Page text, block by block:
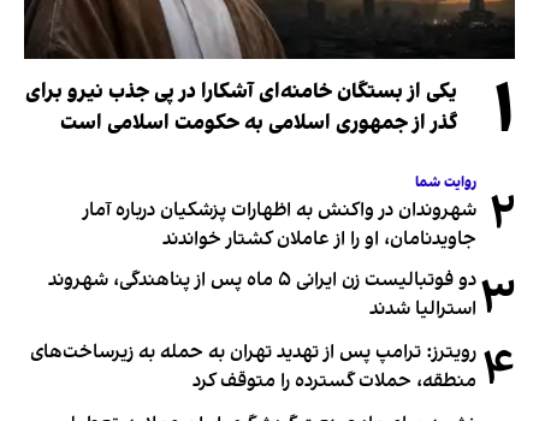
۱
یکی از بستگان خامنه‌ای آشکارا در پی جذب نیرو برای
گذر از جمهوری اسلامی به حکومت اسلامی است
۲ روایت شما
شهروندان در واکنش به اظهارات پزشکیان درباره آمار
جاویدنامان، او را از عاملان کشتار خواندند
۳
دو فوتبالیست زن ایرانی ۵ ماه پس از پناهندگی، شهروند
استرالیا شدند
۴ رویترز: ترامپ پس از تهدید تهران به حمله به زیرساخت‌های
منطقه، حملات گسترده را متوقف کرد